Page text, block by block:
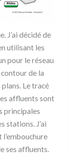
J’ai décidé de
utilisant les
pour le réseau
de la
Le tracé
affluents sont
principales
stations. J’ai
ses affluents.